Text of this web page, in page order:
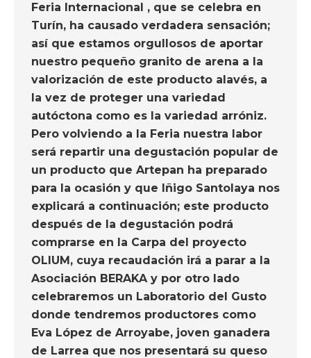
Feria Internacional , que se celebra en
Turín, ha causado verdadera sensación;
así que estamos orgullosos de aportar
nuestro pequeño granito de arena a la
valorización de este producto alavés, a
la vez de proteger una variedad
autóctona como es la variedad arróniz.
Pero volviendo a la Feria nuestra labor
será repartir una degustación popular de
un producto que Artepan ha preparado
para la ocasión y que Iñigo Santolaya nos
explicará a continuación; este producto
después de la degustación podrá
comprarse en la Carpa del proyecto
OLIUM, cuya recaudación irá a parar a la
Asociación BERAKA y por otro lado
celebraremos un Laboratorio del Gusto
donde tendremos productores como
Eva López de Arroyabe, joven ganadera
de Larrea que nos presentará su queso